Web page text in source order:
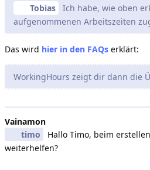
Tobias
Ich habe, wie oben
aufgenommenen Arbeitszeiten
Das wird hier in den FAQs erklärt:
WorkingHours zeigt dir dann die
Vainamon
timo
Hallo Timo, beim
weiterhelfen?